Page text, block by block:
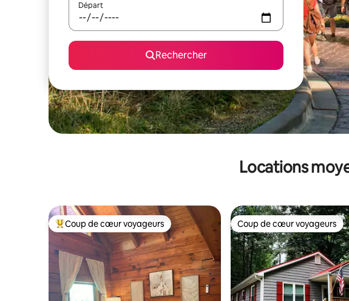
Départ
Rechercher
Locations
Coups de cœur voyageurs les plus appréciés
Coup de cœur voyageurs Coup de cœur voyageurs
Coup de cœur voyageurs